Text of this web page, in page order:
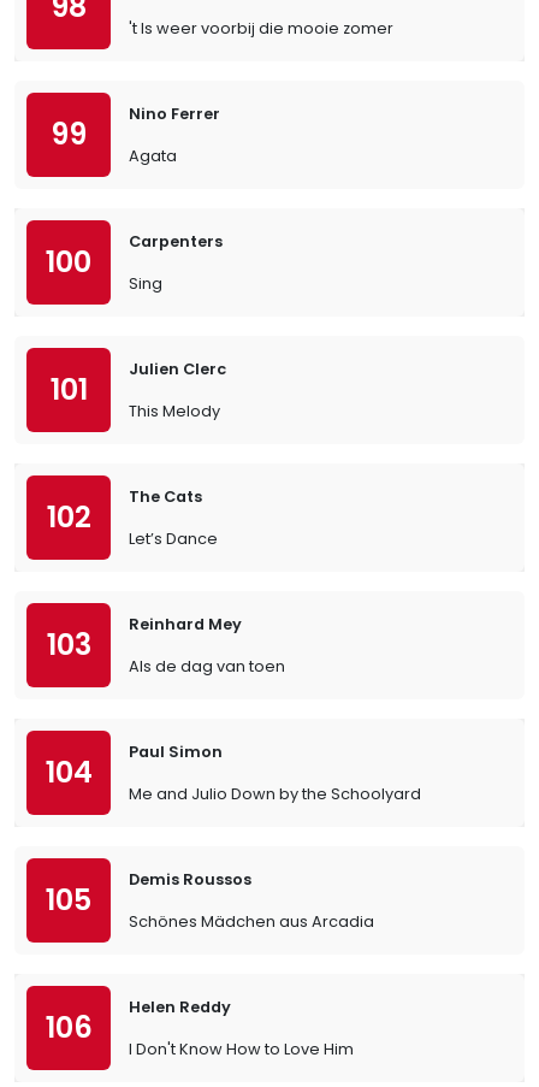
't Is weer voorbij die mooie zomer
99
Nino Ferrer
Agata
100
Carpenters
Sing
101
Julien Clerc
This Melody
102
The Cats
Let’s Dance
103
Reinhard Mey
Als de dag van toen
104
Paul Simon
Me and Julio Down by the Schoolyard
105
Demis Roussos
Schönes Mädchen aus Arcadia
106
Helen Reddy
I Don't Know How to Love Him